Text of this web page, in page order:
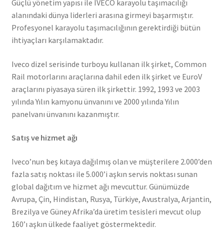
Güçlü yönetim yapısı ile IVECO karayolu taşımacılığı
alanındaki dünya liderleri arasına girmeyi başarmıştır.
Profesyonel karayolu taşımacılığının gerektirdiği bütün
ihtiyaçları karşılamaktadır.
Iveco dizel serisinde turboyu kullanan ilk şirket, Common
Rail motorlarını araçlarına dahil eden ilk şirket ve EuroV
araçlarını piyasaya süren ilk şirkettir. 1992, 1993 ve 2003
yılında Yılın kamyonu ünvanını ve 2000 yılında Yılın
panelvanı ünvanını kazanmıştır.
Satış ve hizmet ağı
Iveco’nun beş kıtaya dağılmış olan ve müşterilere 2.000’den
fazla satış noktası ile 5.000’i aşkın servis noktası sunan
global dağıtım ve hizmet ağı mevcuttur. Günümüzde
Avrupa, Çin, Hindistan, Rusya, Türkiye, Avustralya, Arjantin,
Brezilya ve Güney Afrika’da üretim tesisleri mevcut olup
160’ı aşkın ülkede faaliyet göstermektedir.